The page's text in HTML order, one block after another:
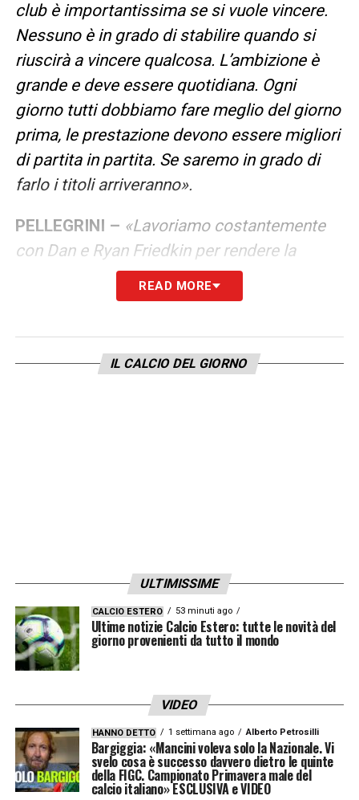
club è importantissima se si vuole vincere.
Nessuno è in grado di stabilire quando si
riuscirà a vincere qualcosa. L’ambizione è
grande e deve essere quotidiana. Ogni
giorno tutti dobbiamo fare meglio del giorno
prima, le prestazione devono essere migliori
di partita in partita. Se saremo in grado di
farlo i titoli arriveranno».
PELLEGRINI – «Lavoriamo costantemente
con Dan e Ryan Friedkin per rendere la
squadra competitiva. Io sono una persona
trasparente, lo vedrete nel tempo. Pellegrini
talento e profondamente legato alla Roma.
Presto faremo il possibile per realizzare il
READ MORE
IL CALCIO DEL GIORNO
ULTIMISSIME
CALCIO ESTERO 53 minuti ago
Ultime notizie Calcio Estero: tutte le novità del
giorno provenienti da tutto il mondo
VIDEO
HANNO DETTO 1 settimana ago Alberto Petrosilli
Bargiggia: «Mancini voleva solo la Nazionale. Vi
svelo cosa è successo davvero dietro le quinte
della FIGC. Campionato Primavera male del
calcio italiano» ESCLUSIVA e VIDEO